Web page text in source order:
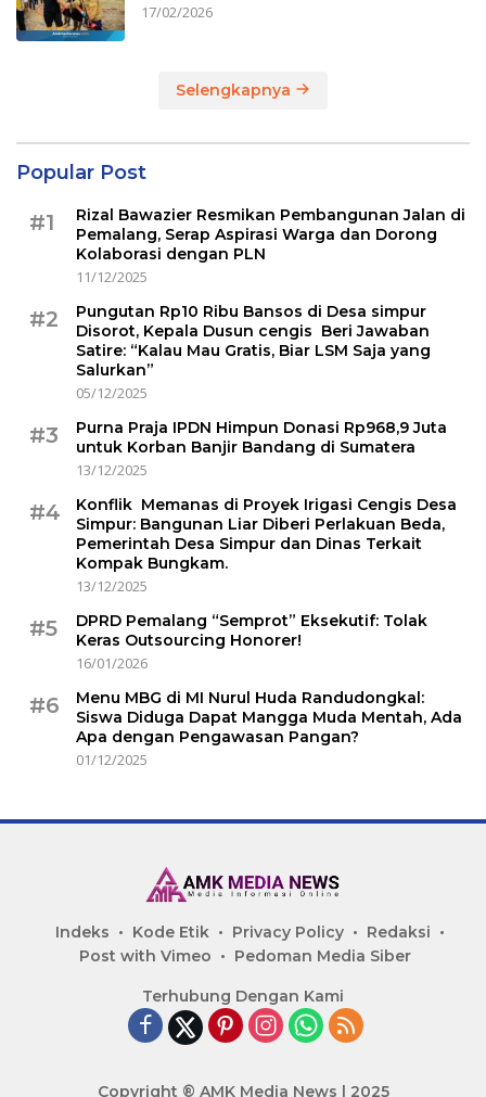
17/02/2026
Selengkapnya
Popular Post
#1
Rizal Bawazier Resmikan Pembangunan Jalan di
Pemalang, Serap Aspirasi Warga dan Dorong
Kolaborasi dengan PLN
11/12/2025
#2
Pungutan Rp10 Ribu Bansos di Desa simpur
Disorot, Kepala Dusun cengis Beri Jawaban
Satire: “Kalau Mau Gratis, Biar LSM Saja yang
Salurkan”
05/12/2025
#3
Purna Praja IPDN Himpun Donasi Rp968,9 Juta
untuk Korban Banjir Bandang di Sumatera
13/12/2025
#4
Konflik Memanas di Proyek Irigasi Cengis Desa
Simpur: Bangunan Liar Diberi Perlakuan Beda,
Pemerintah Desa Simpur dan Dinas Terkait
Kompak Bungkam.
13/12/2025
#5
DPRD Pemalang “Semprot” Eksekutif: Tolak
Keras Outsourcing Honorer!
16/01/2026
#6
Menu MBG di MI Nurul Huda Randudongkal:
Siswa Diduga Dapat Mangga Muda Mentah, Ada
Apa dengan Pengawasan Pangan?
01/12/2025
Indeks Kode Etik Privacy Policy
Redaksi
Post with Vimeo
Pedoman Media Siber
Terhubung Dengan Kami
Copyright ® AMK Media News | 2025